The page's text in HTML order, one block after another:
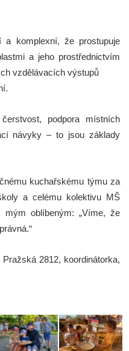
a komplexní, že prostupuje
a jeho prostřednictvím
vzdělávacích výstupů
podpora místních
návyky – to jsou základy
kuchařskému týmu za
a celému kolektivu MŠ
oblíbeným: „Víme, že
2812, koordinátorka,